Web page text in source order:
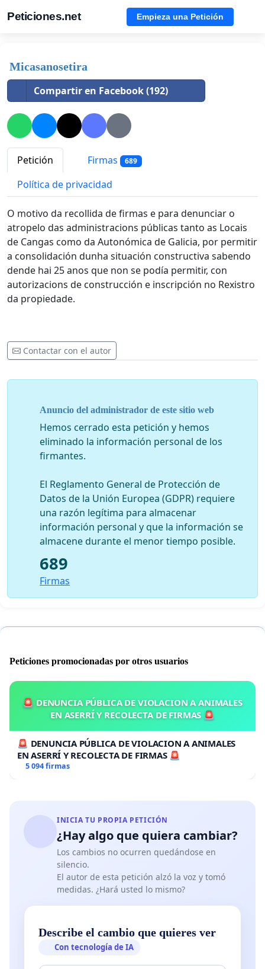
Peticiones.net Empieza una Petición
Micasanosetira
Compartir en Facebook (192)
Petición Firmas 689
Política de privacidad
O motivo da recollida de firmas e para denunciar o
atropelo das administracions públicas tanto as Locais
de Cangas como da Autonómica de Galicia, por permitir
a consolidación dunha situación constructiva sabendo
dende hai 25 anos que non se podía permitir, con
autorizacions de construcción e inscripción no Rexistro
da propiedade.
Contactar con el autor
Anuncio del administrador de este sitio web
Hemos cerrado esta petición y hemos
eliminado la información personal de los
firmantes.
El Reglamento General de Protección de
Datos de la Unión Europea (GDPR) requiere
una razón legítima para almacenar
información personal y que la información se
almacene durante el menor tiempo posible.
689
Firmas
Peticiones promocionadas por otros usuarios
🚨 DENUNCIA PÚBLICA DE VIOLACION A ANIMALES
EN ASERRÍ Y RECOLECTA DE FIRMAS 🚨
🚨 DENUNCIA PÚBLICA DE VIOLACION A ANIMALES
EN ASERRÍ Y RECOLECTA DE FIRMAS 🚨
5 094 firmas
INICIA TU PROPIA PETICIÓN
¿Hay algo que quiera cambiar?
Los cambios no ocurren quedándose en
silencio.
El autor de esta petición alzó la voz y tomó
medidas. ¿Hará usted lo mismo?
Describe el cambio que quieres ver
Con tecnología de IA